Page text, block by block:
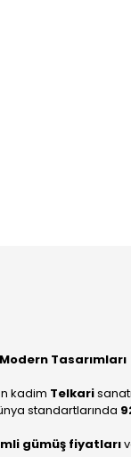
Tasarımları
kadim Telkari
standartlarında
gümüş fiyatları